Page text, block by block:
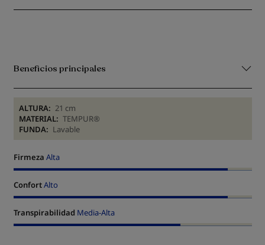
Beneficios principales
ALTURA: 21 cm
MATERIAL: TEMPUR®
FUNDA: Lavable
Firmeza Alta
ConfortAlto
Transpirabilidad Media-Alta